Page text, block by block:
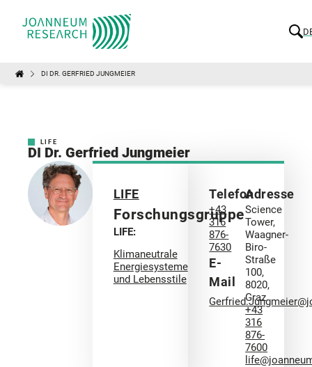
DI DR. GERFRIED JUNGMEIER
LIFE
DI Dr. Gerfried Jungmeier
LIFE
Forschungsgruppe
LIFE:
Klimaneutrale
Energiesysteme
und Lebensstile
Telefon
+43
316
876-
7630
E-
Mail
Adresse
Science
Tower,
Waagner-
Biro-
Straße
100,
8020,
Graz
+43
316
876-
7600